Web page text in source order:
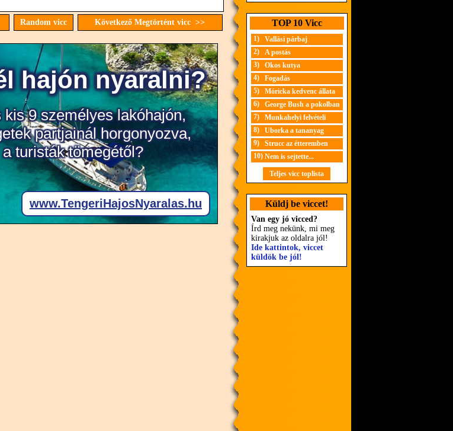
Random vicc Következő Megtörtént vicc >> TOP 10 Vicc
1)
Vallási párbaj
2)
A postás
3)
Okos kutya
4)
Fogadás
5)
Móricka kedvenc állata
6)
George Bush a pokolban
7)
Munkahelyi felvételi
8)
Uborka a tananyag
9)
Strucc az étteremben
10) Nem is sejtette...
Teljes vicc toplista
Küldj be viccet!
Van egy jó vicced?
Írd meg nekünk, mi meg
kirakjuk az oldalra jól!
Ide kattintok, viccet
küldök be jól!